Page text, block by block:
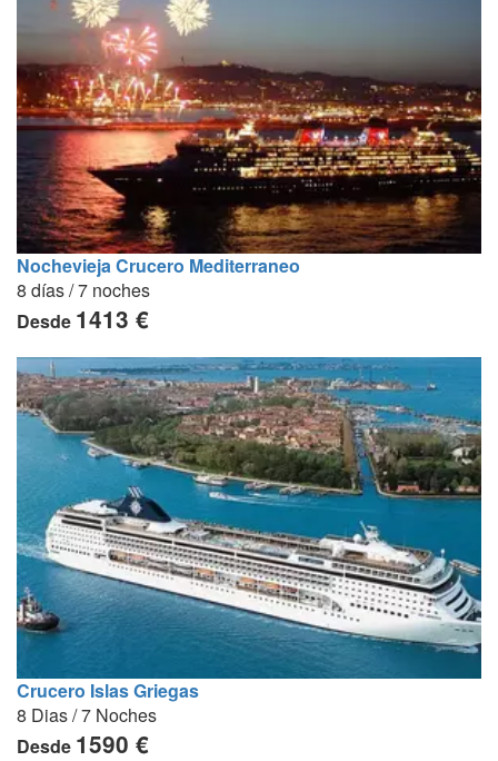
Nochevieja Crucero Mediterraneo
8 días / 7 noches
Desde 1413 €
Crucero Islas Griegas
8 Dias / 7 Noches
Desde 1590 €